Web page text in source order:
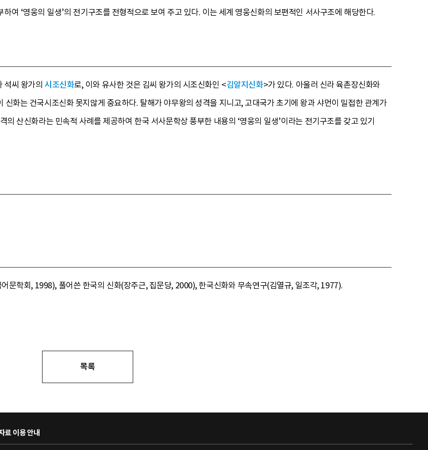
여 ‘영웅의 일생’의 전기구조를 전형적으로 보여 주고 있다. 이는 세계 영웅신화의 보편적인 서사구조에 해당한다.
석씨 왕가의시조신화로, 이와 유사한 것은 김씨 왕가의 시조신화인 <김알지신화>가 있다. 아울러 신라 육촌장신화와
신화는 건국시조신화 못지않게 중요하다. 탈해가 야무왕의 성격을 지니고, 고대국가 초기에 왕과 샤먼이 밀접한 관계가
의 산신화라는 민속적 사례를 제공하여 한국 서사문학상 풍부한 내용의 ‘영웅의 일생’이라는 전기구조를 갖고 있기
문학회, 1998), 풀어쓴 한국의 신화(장주근, 집문당, 2000), 한국신화와 무속연구(김열규, 일조각, 1977).
목록
료 이용 안내